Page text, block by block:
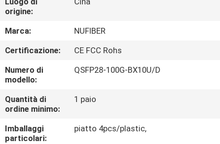
GIRO
DELLA
FABBRICA
CONTROLLO
DI
QUALITÀ
origine:
Marca:
NUFIBER
Certificazione:
CE FCC Rohs
Numero di
modello:
QSFP28-100G-BX10U/D
Quantità di
ordine minimo:
1 paio
Imballaggi
particolari:
piatto 4pcs/plastic,